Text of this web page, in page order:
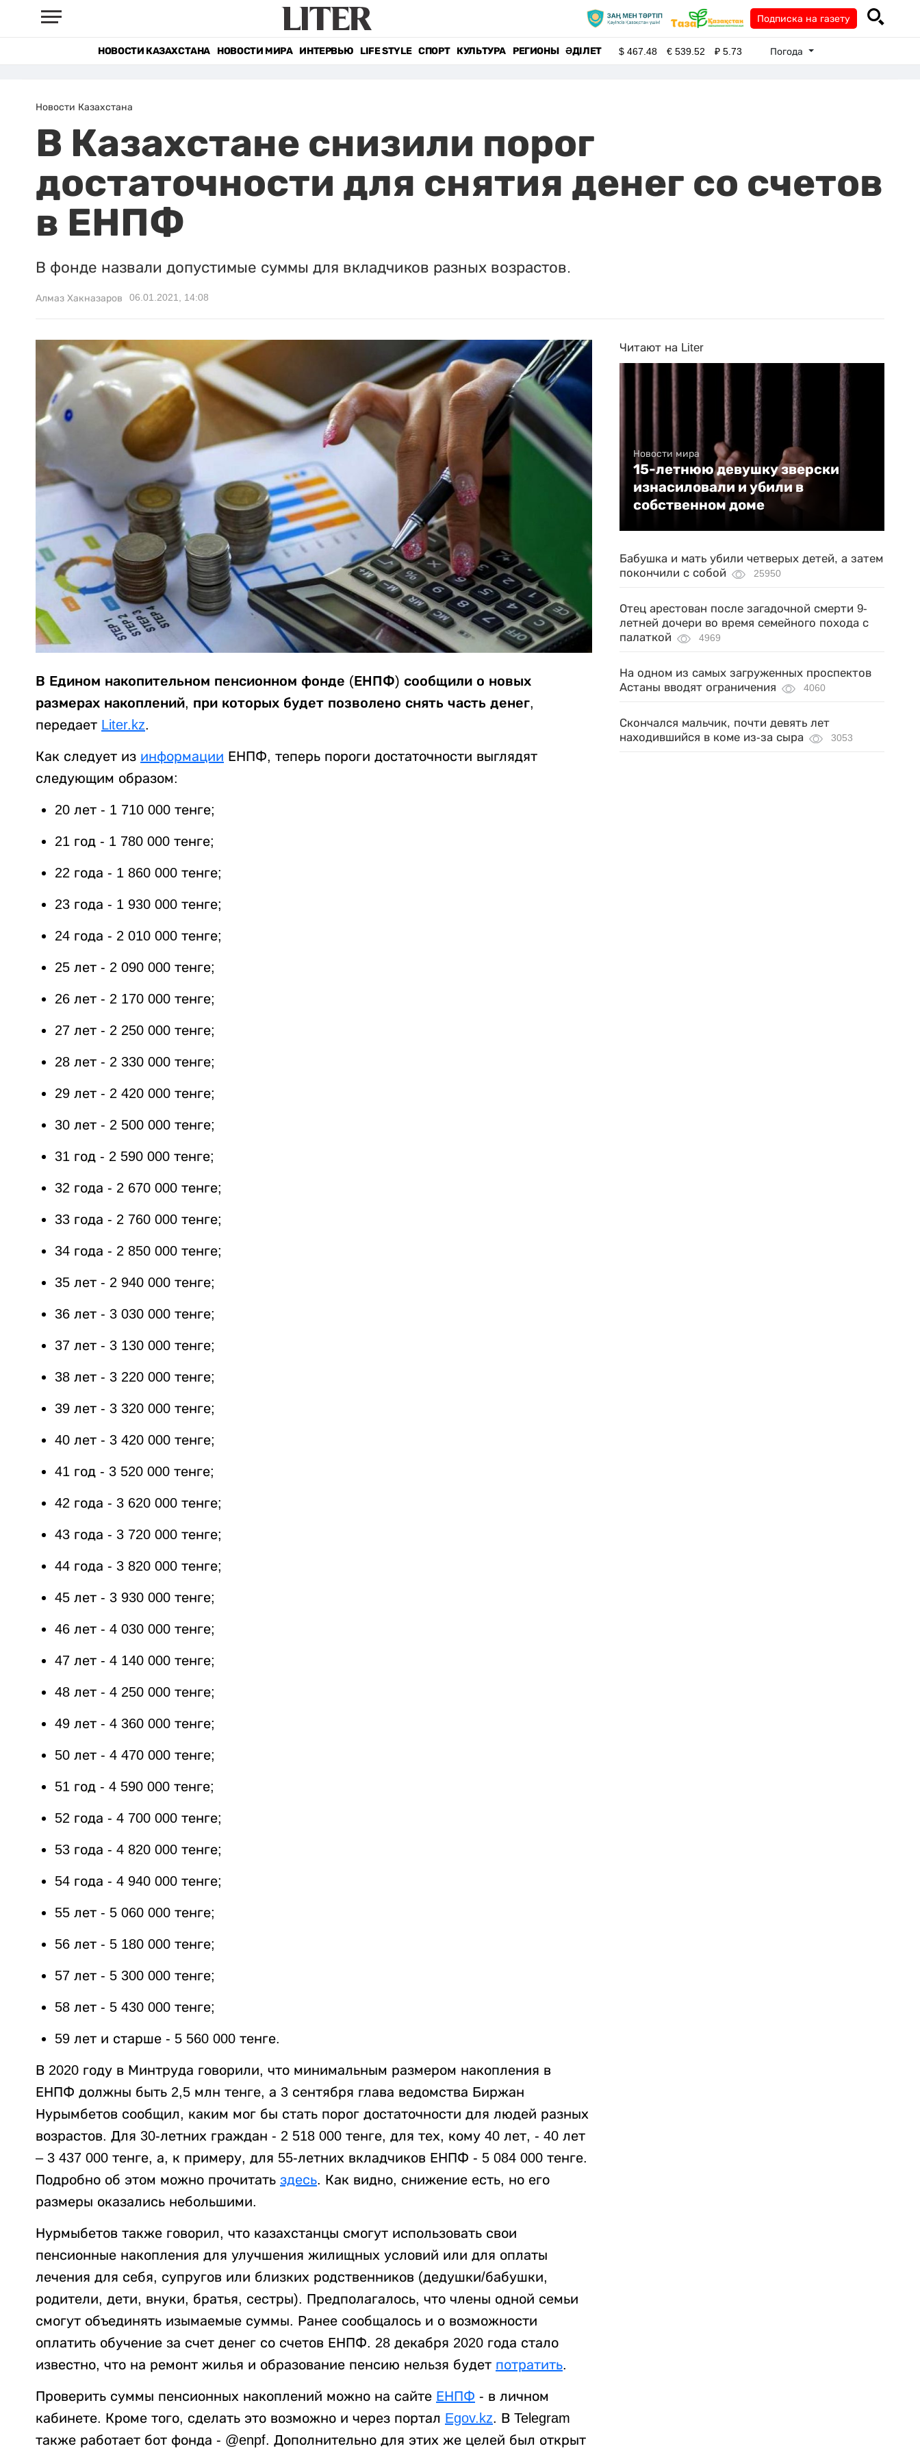
Подписка на газету
НОВОСТИ КАЗАХСТАНА НОВОСТИ МИРА ИНТЕРВЬЮ LIFE STYLE СПОРТ КУЛЬТУРА РЕГИОНЫ ӘДІЛЕТ $467.48 €539.52 ₽5.73 Погода
Новости Казахстана
В Казахстане снизили порог
достаточности для снятия денег со счетов
в ЕНПФ
В фонде назвали допустимые суммы для вкладчиков разных возрастов.
Алмаз Хакназаров 06.01.2021, 14:08
В Едином накопительном пенсионном фонде (ЕНПФ) сообщили о новых
размерах накоплений, при которых будет позволено снять часть денег,
передает Liter.kz.
Как следует из информации ЕНПФ, теперь пороги достаточности выглядят
следующим образом:
20 лет - 1 710 000 тенге;
21 год - 1 780 000 тенге;
22 года - 1 860 000 тенге;
23 года - 1 930 000 тенге;
24 года - 2 010 000 тенге;
25 лет - 2 090 000 тенге;
26 лет - 2 170 000 тенге;
27 лет - 2 250 000 тенге;
28 лет - 2 330 000 тенге;
29 лет - 2 420 000 тенге;
30 лет - 2 500 000 тенге;
31 год - 2 590 000 тенге;
32 года - 2 670 000 тенге;
33 года - 2 760 000 тенге;
34 года - 2 850 000 тенге;
35 лет - 2 940 000 тенге;
36 лет - 3 030 000 тенге;
37 лет - 3 130 000 тенге;
38 лет - 3 220 000 тенге;
39 лет - 3 320 000 тенге;
40 лет - 3 420 000 тенге;
41 год - 3 520 000 тенге;
42 года - 3 620 000 тенге;
43 года - 3 720 000 тенге;
44 года - 3 820 000 тенге;
45 лет - 3 930 000 тенге;
46 лет - 4 030 000 тенге;
47 лет - 4 140 000 тенге;
48 лет - 4 250 000 тенге;
49 лет - 4 360 000 тенге;
50 лет - 4 470 000 тенге;
51 год - 4 590 000 тенге;
52 года - 4 700 000 тенге;
53 года - 4 820 000 тенге;
54 года - 4 940 000 тенге;
55 лет - 5 060 000 тенге;
56 лет - 5 180 000 тенге;
57 лет - 5 300 000 тенге;
58 лет - 5 430 000 тенге;
59 лет и старше - 5 560 000 тенге.
В 2020 году в Минтруда говорили, что минимальным размером накопления в
ЕНПФ должны быть 2,5 млн тенге, а 3 сентября глава ведомства Биржан
Нурымбетов сообщил, каким мог бы стать порог достаточности для людей разных
возрастов. Для 30-летних граждан - 2 518 000 тенге, для тех, кому 40 лет, - 40 лет
– 3 437 000 тенге, а, к примеру, для 55-летних вкладчиков ЕНПФ - 5 084 000 тенге.
Подробно об этом можно прочитать здесь. Как видно, снижение есть, но его
размеры оказались небольшими.
Нурмыбетов также говорил, что казахстанцы смогут использовать свои
пенсионные накопления для улучшения жилищных условий или для оплаты
лечения для себя, супругов или близких родственников (дедушки/бабушки,
родители, дети, внуки, братья, сестры). Предполагалось, что члены одной семьи
смогут объединять изымаемые суммы. Ранее сообщалось и о возможности
оплатить обучение за счет денег со счетов ЕНПФ. 28 декабря 2020 года стало
известно, что на ремонт жилья и образование пенсию нельзя будет потратить.
Проверить суммы пенсионных накоплений можно на сайте ЕНПФ - в личном
кабинете. Кроме того, сделать это возможно и через портал Egov.kz. В Telegram
также работает бот фонда - @enpf. Дополнительно для этих же целей был открыт
Читают на Liter
Новости мира
15-летнюю девушку зверски
изнасиловали и убили в
собственном доме
Бабушка и мать убили четверых детей, а затем
покончили с собой
25950
Отец арестован после загадочной смерти 9-
летней дочери во время семейного похода с
палаткой
4969
На одном из самых загруженных проспектов
Астаны вводят ограничения
4060
Скончался мальчик, почти девять лет
находившийся в коме из-за сыра
3053